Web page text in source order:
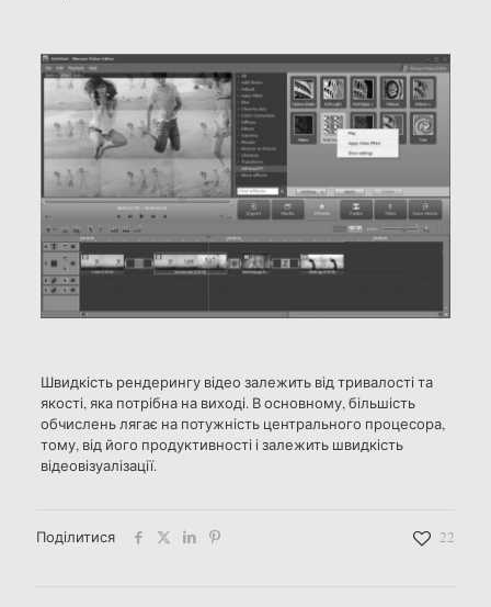
Швидкість рендерингу відео залежить від тривалості та
якості, яка потрібна на виході. В основному, більшість
обчислень лягає на потужність центрального процесора,
тому, від його продуктивності і залежить швидкість
відеовізуалізації.
Поділитися 22